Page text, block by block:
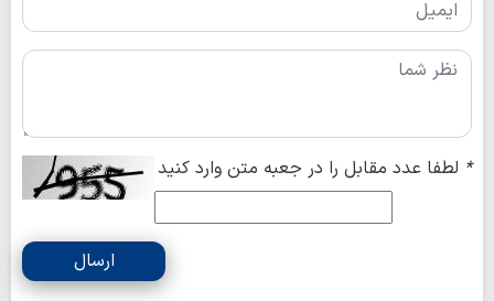
* لطفا عدد مقابل را در جعبه متن وارد کنید
ارسال